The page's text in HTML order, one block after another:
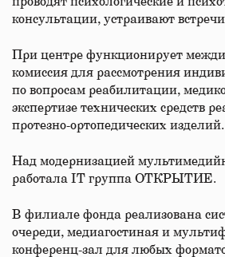
консультации, устраивают
При центре функционирует
комиссия для рассмотрения
по вопросам реабилитации,
экспертизе технических средств
протезно-ортопедических изделий.
Над модернизацией
работала IT группа ОТКРЫТИЕ.
В филиале фонда реализована
очереди, медиагостиная и
конференц-зал для любых